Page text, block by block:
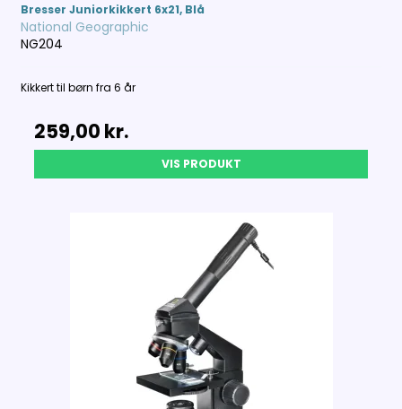
Bresser Juniorkikkert 6x21, Blå
National Geographic
NG204
Kikkert til børn fra 6 år
259,00 kr.
VIS PRODUKT